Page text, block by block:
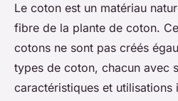
Le coton est un matériau
fibre de la plante de coton.
cotons ne sont pas créés
types de coton, chacun avec
caractéristiques et utilisations